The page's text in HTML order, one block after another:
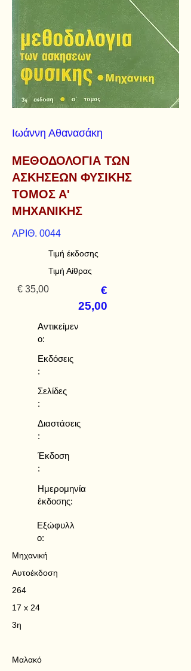
Ιωάννη Αθανασάκη
ΜΕΘΟΔΟΛΟΓΙΑ ΤΩΝ
ΑΣΚΗΣΕΩΝ ΦΥΣΙΚΗΣ
ΤΟΜΟΣ Α'
ΜΗΧΑΝΙΚΗΣ
ΑΡΙΘ. 0044
Τιμή έκδοσης
Τιμή Αίθρας
€ 35,00
€
25,00
Αντικείμεν
ο:
Εκδόσεις
:
Σελίδες
:
Διαστάσεις
:
Έκδοση
:
Ημερομηνία
έκδοσης:
Εξώφυλλ
ο:
Μηχανική
Αυτοέκδοση
264
17 x 24
3η
Μαλακό